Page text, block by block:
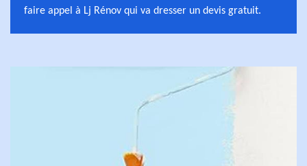
faire appel à Lj Rénov qui va dresser un devis gratuit.